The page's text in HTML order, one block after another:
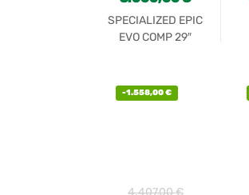
SPECIALIZED EPIC
EVO COMP 29″
-1.558,00€